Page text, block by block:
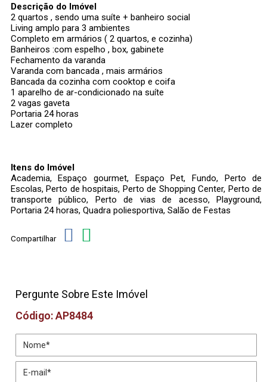
Descrição do Imóvel
2 quartos , sendo uma suíte + banheiro social
Living amplo para 3 ambientes
Completo em armários ( 2 quartos, e cozinha)
Banheiros :com espelho , box, gabinete
Fechamento da varanda
Varanda com bancada , mais armários
Bancada da cozinha com cooktop e coifa
1 aparelho de ar-condicionado na suíte
2 vagas gaveta
Portaria 24 horas
Lazer completo
Itens do Imóvel
Academia, Espaço gourmet, Espaço Pet, Fundo, Perto de
Escolas, Perto de hospitais, Perto de Shopping Center, Perto de
transporte público, Perto de vias de acesso, Playground,
Portaria 24 horas, Quadra poliesportiva, Salão de Festas
Compartilhar
Pergunte Sobre Este Imóvel
Código: AP8484